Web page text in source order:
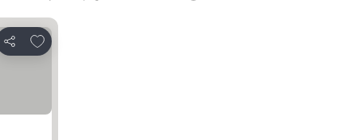
Compartir
Añadir a favoritos